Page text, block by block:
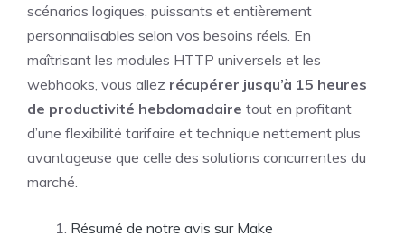
scénarios logiques, puissants et entièrement
personnalisables selon vos besoins réels. En
maîtrisant les modules HTTP universels et les
webhooks, vous allez récupérer jusqu’à 15 heures
de productivité hebdomadaire tout en profitant
d’une flexibilité tarifaire et technique nettement plus
avantageuse que celle des solutions concurrentes du
marché.
Résumé de notre avis sur Make